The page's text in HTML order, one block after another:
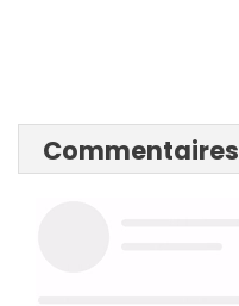
Commentaires